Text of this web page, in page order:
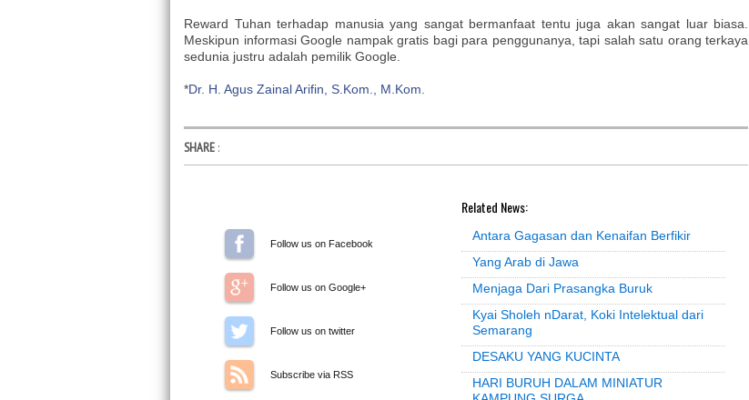
Reward Tuhan terhadap manusia yang sangat bermanfaat tentu juga akan sangat luar biasa.
Meskipun informasi Google nampak gratis bagi para penggunanya, tapi salah satu orang terkaya
sedunia justru adalah pemilik Google.
*Dr. H. Agus Zainal Arifin, S.Kom., M.Kom.
SHARE :
Follow us on Facebook
Follow us on Google+
Follow us on Twitter
Subscribe via RSS
Related News:
Antara Gagasan dan Kenaifan Berfikir
Yang Arab di Jawa
Menjaga Dari Prasangka Buruk
Kyai Sholeh nDarat, Koki Intelektual dari
Semarang
DESAKU YANG KUCINTA
HARI BURUH DALAM MINIATUR